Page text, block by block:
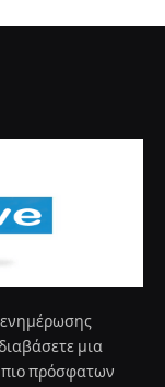
μια
πρόσφατων